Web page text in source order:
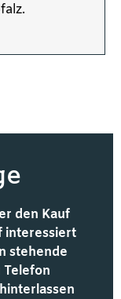
den Kauf
interessiert
stehende
Telefon